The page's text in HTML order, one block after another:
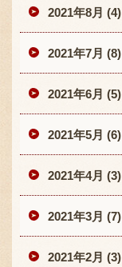
2021年8月 (4)
2021年7月 (8)
2021年6月 (5)
2021年5月 (6)
2021年4月 (3)
2021年3月 (7)
2021年2月 (3)